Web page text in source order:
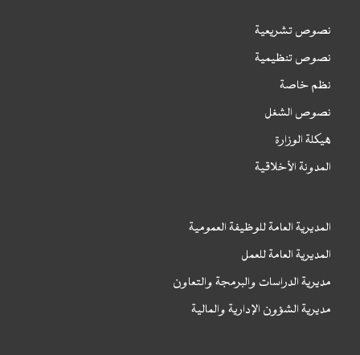
نصوص تشريعية
نصوص تنظيمية
نظم خاصة
نصوص الشغل
هيكلة الوزارة
المدونة الأخلاقية
المديرية العامة للوظيفة العمومية
المديرية العامة للعمل
مديرية الدراسات والبرمجة والتعاون
مديرية الشؤون الإدارية والمالية